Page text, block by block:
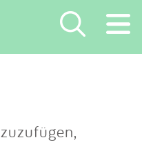
×